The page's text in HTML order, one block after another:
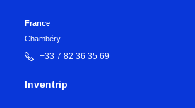
France
Chambéry
+33 7 82 36 35 69
Inventrip